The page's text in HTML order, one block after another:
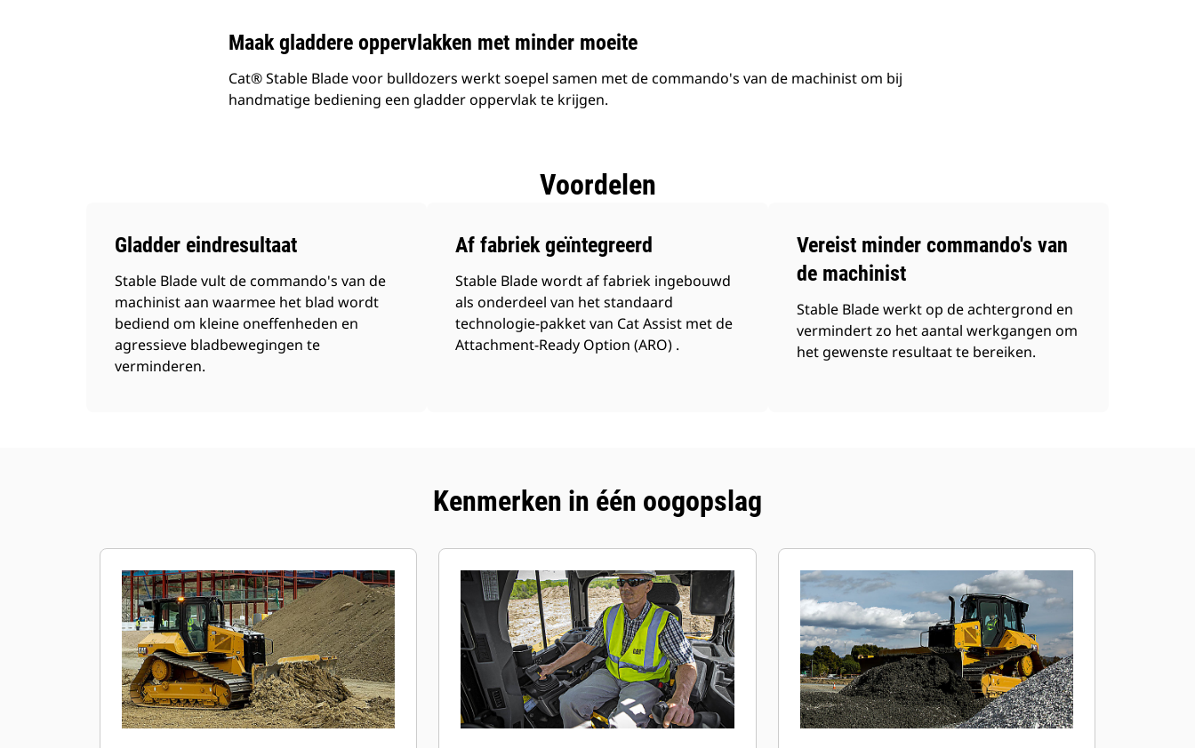
Maak gladdere oppervlakken met minder moeite
Cat® Stable Blade voor bulldozers werkt soepel samen met de commando's van de machinist om bij
handmatige bediening een gladder oppervlak te krijgen.
Voordelen
Gladder eindresultaat
Stable Blade vult de commando's van de
machinist aan waarmee het blad wordt
bediend om kleine oneffenheden en
agressieve bladbewegingen te
verminderen.
Af fabriek geïntegreerd
Stable Blade wordt af fabriek ingebouwd
als onderdeel van het standaard
technologie-pakket van Cat Assist met de
Attachment-Ready Option (ARO) .
Vereist minder commando's van
de machinist
Stable Blade werkt op de achtergrond en
vermindert zo het aantal werkgangen om
het gewenste resultaat te bereiken.
Kenmerken in één oogopslag